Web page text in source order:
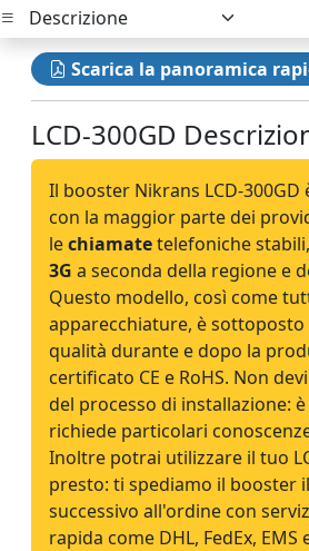
Scarica la panoramica
LCD-300GD
Il booster Nikrans LCD-
con la maggior parte dei
lechiamatetelefoniche
3G a seconda della regione e
Questo modello, così come
apparecchiature, è sottoposto
qualità durante e dopo la
certificato CE e RoHS. Non
del processo di installazione:
richiede particolari
Inoltre potrai utilizzare il tuo
presto: ti spediamo il booster
successivo all'ordine con
rapida come DHL, FedEx, EMS